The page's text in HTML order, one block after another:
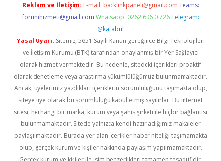
Reklam ve İletişim: E-mail: backlinkpaneli@gmail.com Teams:
forumhizmeti@gmail.com Whatsapp: 0262 606 0 726 Telegram:
@karabul
Yasal Uyarı: Sitemiz, 5651 Sayılı Kanun gereğince Bilgi Teknolojileri
ve İletişim Kurumu (BTK) tarafından onaylanmış bir Yer Sağlayıcı
olarak hizmet vermektedir. Bu nedenle, sitedeki içerikleri proaktif
olarak denetleme veya araştırma yükümlülüğümüz bulunmamaktadır.
Ancak, üyelerimiz yazdıkları içeriklerin sorumluluğunu taşımakta olup,
siteye üye olarak bu sorumluluğu kabul etmiş sayılırlar. Bu internet
sitesi, herhangi bir marka, kurum veya şahıs şirketi ile hiçbir bağlantısı
bulunmamaktadır. Sitede yalnızca kendi hazırladığımız makaleler
paylaşılmaktadır. Burada yer alan içerikler haber niteliği taşımamakta
olup, gerçek kurum ve kişiler hakkında paylaşım yapılmamaktadır.
Gerçek kurum ve kişiler ile isim benzerlikleri tamamen tesadüfidir.